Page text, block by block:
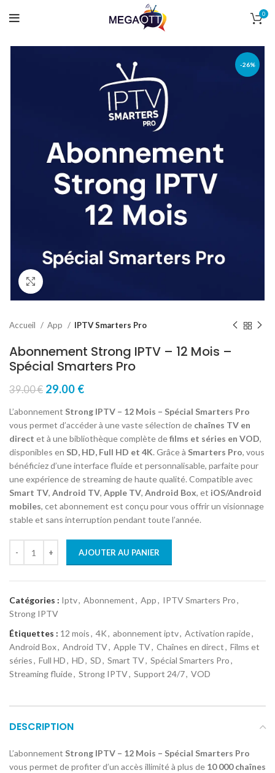
0
-26%
Accueil App IPTV Smarters Pro
Abonnement Strong IPTV – 12 Mois –
Spécial Smarters Pro
39.00€ 29.00 €
L’abonnement Strong IPTV – 12 Mois – Spécial Smarters Pro
vous permet d’accéder à une vaste sélection de chaînes TV en
direct et à une bibliothèque complète defilms et séries en VOD,
disponibles en SD, HD, Full HD et 4K. Grâce à Smarters Pro, vous
bénéficiez d’une interface fluide et personnalisable, parfaite pour
une expérience de streaming de haute qualité. Compatible avec
Smart TV, Android TV, Apple TV, Android Box, et iOS/Android
mobiles, cet abonnement est conçu pour vous offrir un visionnage
stable et sans interruption pendant toute l’année.
AJOUTER AU PANIER
Catégories : Iptv, Abonnement, App, IPTV Smarters Pro,
Strong IPTV
Étiquettes : 12 mois, 4K, abonnement iptv, Activation rapide,
Android Box, Android TV, Apple TV, Chaînes en direct, Films et
séries, Full HD, HD, SD, Smart TV, Spécial Smarters Pro,
Streaming fluide, Strong IPTV, Support 24/7, VOD
DESCRIPTION
L’abonnement Strong IPTV – 12 Mois – Spécial Smarters Pro
vous permet de profiter d’un accès illimité à plus de 10 000 chaînes